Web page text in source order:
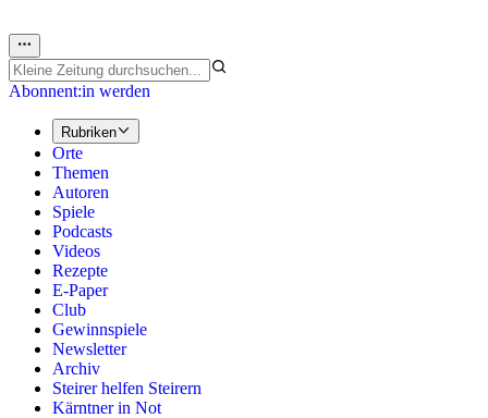
Abonnent:in werden
Rubriken
Orte
Themen
Autoren
Spiele
Podcasts
Videos
Rezepte
E-Paper
Club
Gewinnspiele
Newsletter
Archiv
Steirer helfen Steirern
Kärntner in Not